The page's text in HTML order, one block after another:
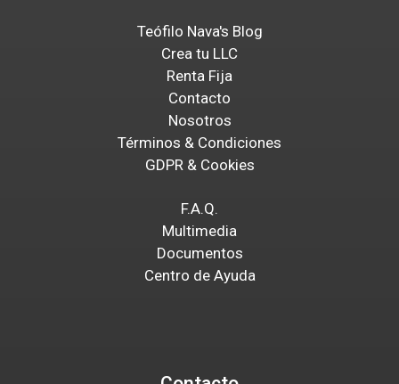
Teófilo Nava's Blog
Crea tu LLC
Renta Fija
Contacto
Nosotros
Términos & Condiciones
GDPR & Cookies
F.A.Q.
Multimedia
Documentos
Centro de Ayuda